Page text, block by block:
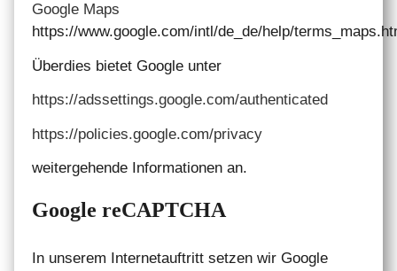
Google Maps
https://www.google.com/intl/de_de/help/
Überdies bietet Google unter
https://adssettings.google.com/authenticated
https://policies.google.com/privacy
weitergehende Informationen an.
Google reCAPTCHA
In unserem Internetauftritt setzen wir Google